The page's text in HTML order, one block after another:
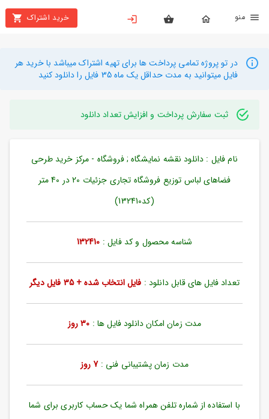
خرید اشتراک
بستن
محصولات
تهیه
راهنما
دانلود
خرید
به
نام
در تو پروژه تمامی پرداخت ها برای تهیه اشتراک میباشد با خرید هر
فایل میتوانید به مدت حداقل یک ماه 35 فایل را دانلود کنید
ثبت سفارش پرداخت و افزایش تعداد دانلود
نام فایل : دانلود نقشه نمایشگاه ; فروشگاه - مرکز خرید طرحی
فضاهای لباس توزیع فروشگاه تجاری جزئیات 20 در 40 متر
(کد132410)
شناسه محصول و کد فایل : 132410
تعداد فایل های قابل دانلود : فایل انتخاب شده + 35 فایل دیگر
مدت زمان امکان دانلود فایل ها : 30 روز
مدت زمان پشتیبانی فنی :7 روز
با استفاده از شماره تلفن همراه شما یک حساب کاربری برای شما